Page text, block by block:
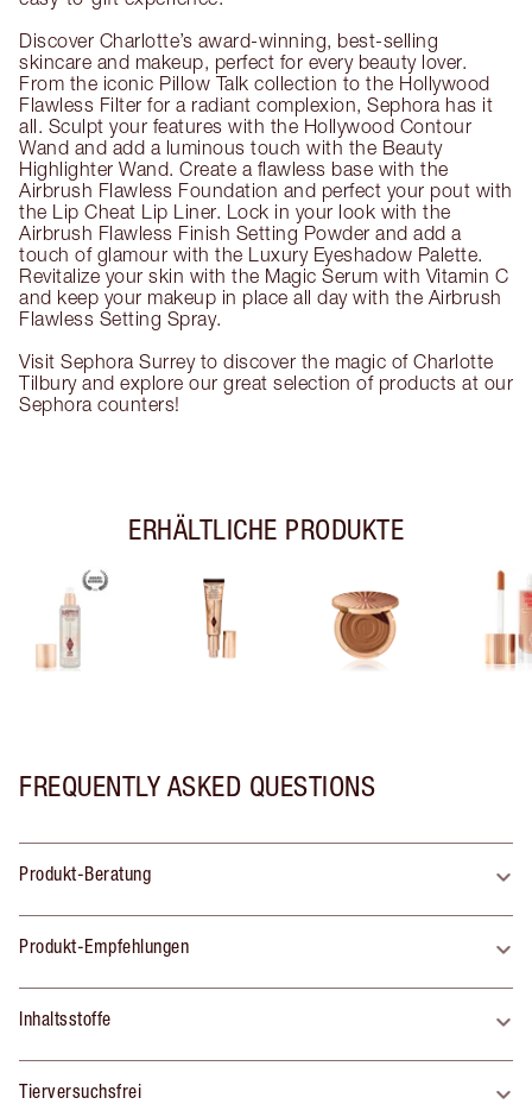
Discover Charlotte’s award-winning, best-selling
skincare and makeup, perfect for every beauty lover.
From the iconic Pillow Talk collection to the Hollywood
Flawless Filter for a radiant complexion, Sephora has it
all. Sculpt your features with the Hollywood Contour
Wand and add a luminous touch with the Beauty
Highlighter Wand. Create a flawless base with the
Airbrush Flawless Foundation and perfect your pout with
the Lip Cheat Lip Liner. Lock in your look with the
Airbrush Flawless Finish Setting Powder and add a
touch of glamour with the Luxury Eyeshadow Palette.
Revitalize your skin with the Magic Serum with Vitamin C
and keep your makeup in place all day with the Airbrush
Flawless Setting Spray.
Visit Sephora Surrey to discover the magic of Charlotte
Tilbury and explore our great selection of products at our
Sephora counters!
ERHÄLTLICHE PRODUKTE
FREQUENTLY ASKED QUESTIONS
Produkt-Beratung
Produkt-Empfehlungen
Inhaltsstoffe
Tierversuchsfrei